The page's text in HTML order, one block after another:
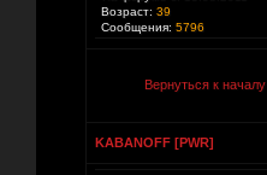
Возраст: 39
Сообщения: 5796
Вернуться к началу
KABANOFF [PWR]